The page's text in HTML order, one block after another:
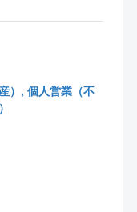
）, 個人営業（不